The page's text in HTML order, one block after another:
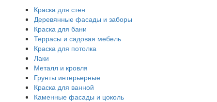
Краска для стен
Деревянные фасады и заборы
Краска для бани
Террасы и садовая мебель
Краска для потолка
Лаки
Металл и кровля
Грунты интерьерные
Краска для ванной
Каменные фасады и цоколь